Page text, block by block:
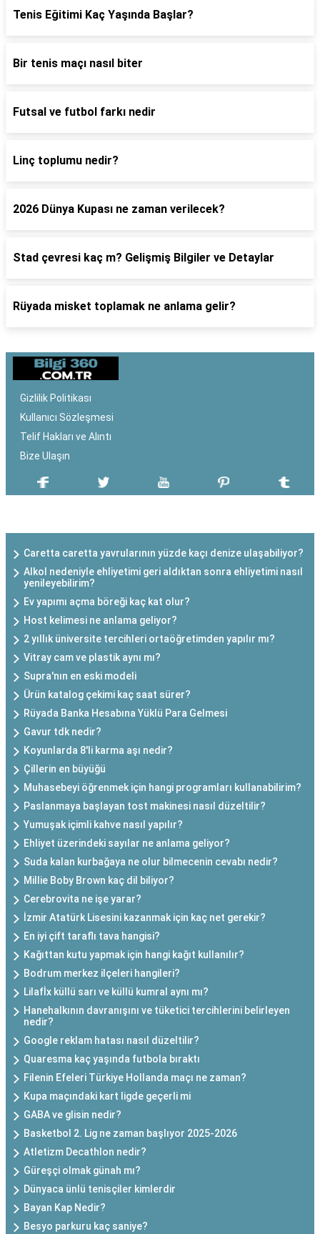
Tenis Eğitimi Kaç Yaşında Başlar?
Bir tenis maçı nasıl biter
Futsal ve futbol farkı nedir
Linç toplumu nedir?
2026 Dünya Kupası ne zaman verilecek?
Stad çevresi kaç m? Gelişmiş Bilgiler ve Detaylar
Rüyada misket toplamak ne anlama gelir?
Gizlilik Politikası
Kullanıcı Sözleşmesi
Telif Hakları ve Alıntı
Bize Ulaşın
Caretta caretta yavrularının yüzde kaçı denize ulaşabiliyor?
Alkol nedeniyle ehliyetimi geri aldıktan sonra ehliyetimi nasıl
yenileyebilirim?
Ev yapımı açma böreği kaç kat olur?
Host kelimesi ne anlama geliyor?
2 yıllık üniversite tercihleri ortaöğretimden yapılır mı?
Vitray cam ve plastik aynı mı?
Supra'nın en eski modeli
Ürün katalog çekimi kaç saat sürer?
Rüyada Banka Hesabına Yüklü Para Gelmesi
Gavur tdk nedir?
Koyunlarda 8'li karma aşı nedir?
Çillerin en büyüğü
Muhasebeyi öğrenmek için hangi programları kullanabilirim?
Paslanmaya başlayan tost makinesi nasıl düzeltilir?
Yumuşak içimli kahve nasıl yapılır?
Ehliyet üzerindeki sayılar ne anlama geliyor?
Suda kalan kurbağaya ne olur bilmecenin cevabı nedir?
Millie Boby Brown kaç dil biliyor?
Cerebrovita ne işe yarar?
İzmir Atatürk Lisesini kazanmak için kaç net gerekir?
En iyi çift taraflı tava hangisi?
Kağıttan kutu yapmak için hangi kağıt kullanılır?
Bodrum merkez ilçeleri hangileri?
Lilafİx küllü sarı ve küllü kumral aynı mı?
Hanehalkının davranışını ve tüketici tercihlerini belirleyen
nedir?
Google reklam hatası nasıl düzeltilir?
Quaresma kaç yaşında futbola bıraktı
Filenin Efeleri Türkiye Hollanda maçı ne zaman?
Kupa maçındaki kart ligde geçerli mi
GABA ve glisin nedir?
Basketbol 2. Lig ne zaman başlıyor 2025-2026
Atletizm Decathlon nedir?
Güreşçi olmak günah mı?
Dünyaca ünlü tenisçiler kimlerdir
Bayan Kap Nedir?
Besyo parkuru kaç saniye?